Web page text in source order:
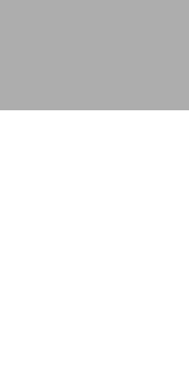
Stand Up Pouch